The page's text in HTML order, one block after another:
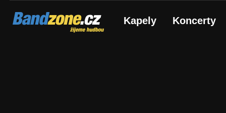
Bandzone.cz
žijeme hudbou Kapely Koncerty